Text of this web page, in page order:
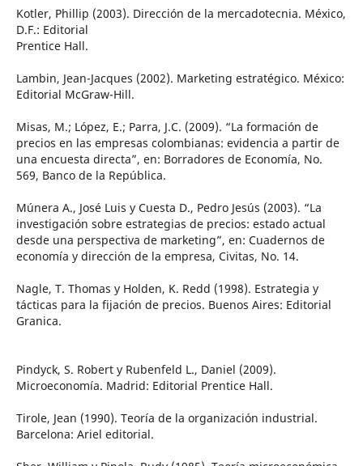
Kotler, Phillip (2003). Dirección de la mercadotecnia. México,
D.F.: Editorial
Prentice Hall.
Lambin, Jean-Jacques (2002). Marketing estratégico. México:
Editorial McGraw-Hill.
Misas, M.; López, E.; Parra, J.C. (2009). “La formación de
precios en las empresas colombianas: evidencia a partir de
una encuesta directa”, en: Borradores de Economía, No.
569, Banco de la República.
Múnera A., José Luis y Cuesta D., Pedro Jesús (2003). “La
investigación sobre estrategias de precios: estado actual
desde una perspectiva de marketing”, en: Cuadernos de
economía y dirección de la empresa, Civitas, No. 14.
Nagle, T. Thomas y Holden, K. Redd (1998). Estrategia y
tácticas para la fijación de precios. Buenos Aires: Editorial
Granica.
Pindyck, S. Robert y Rubenfeld L., Daniel (2009).
Microeconomía. Madrid: Editorial Prentice Hall.
Tirole, Jean (1990). Teoría de la organización industrial.
Barcelona: Ariel editorial.